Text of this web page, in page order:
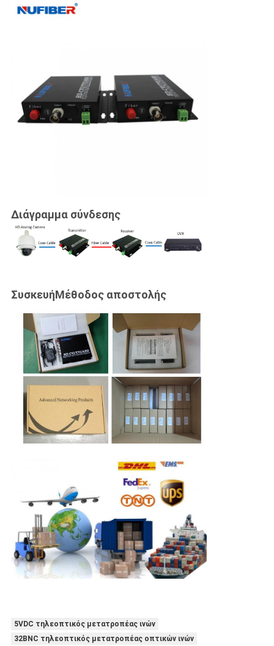
Διάγραμμα σύνδεσης
ΣυσκευήΜέθοδος αποστολής
5VDC τηλεοπτικός μετατροπέας ινών
32BNC τηλεοπτικός μετατροπέας οπτικών ινών